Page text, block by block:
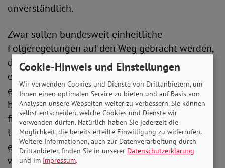
unverständlich.
Zwar sollen bundesweit einheitliche
Folgeregelungen auf den Weg gebracht werden,
die je nach Entwicklung der aktuellen Lage
erforderliche Schutzmaßnahmen zeitnah
ermöglichen sollen, was grundsätzlich
begrüßenswert ist. Auch sind viele der
finanziellen Entlastungs-und
Unterstützungsleistungen sowie die
erleichterten Leistungszugänge grundsätzlich
wichtig und richtig. Angesichts der sich
Cookie-Hinweis und Einstellungen
Wir verwenden Cookies und Dienste von Drittanbietern, um
Ihnen einen optimalen Service zu bieten und auf Basis von
Analysen unsere Webseiten weiter zu verbessern. Sie können
selbst entscheiden, welche Cookies und Dienste wir
verwenden dürfen. Natürlich haben Sie jederzeit die
Möglichkeit, die bereits erteilte Einwilligung zu widerrufen.
Weitere Informationen, auch zur Datenverarbeitung durch
Drittanbieter, finden Sie in unserer Datenschutzerklärung
und im Impressum.